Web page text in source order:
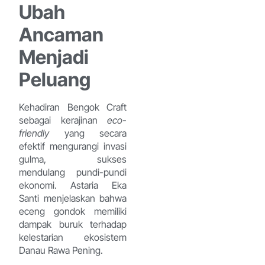
Ubah
Ancaman
Menjadi
Peluang
Kehadiran Bengok Craft
sebagai kerajinan eco-
friendlyyang secara
efektif mengurangi invasi
gulma, sukses
mendulang pundi-pundi
ekonomi. Astaria Eka
Santi menjelaskan bahwa
eceng gondok memiliki
dampak buruk terhadap
kelestarian ekosistem
Danau Rawa Pening.